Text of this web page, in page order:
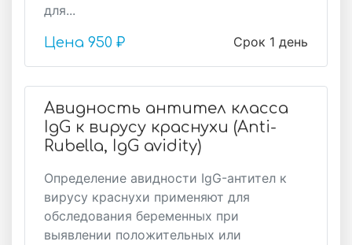
для...
Срок 1 день
Цена 950 ₽
Авидность антител класса
IgG к вирусу краснухи (Anti-
Rubella, IgG avidity)
Определение авидности IgG-антител к
вирусу краснухи применяют для
обследования беременных при
выявлении положительных или